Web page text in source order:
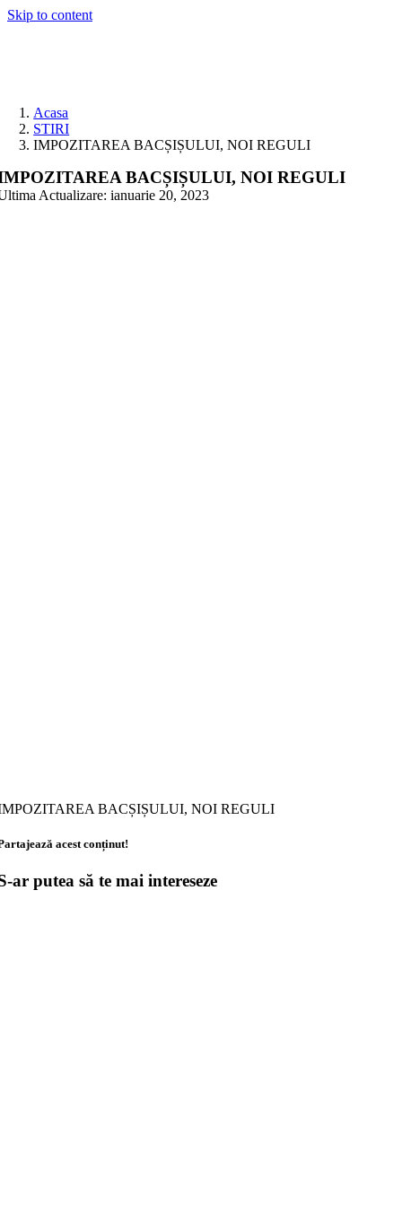
Skip to content
Acasa
STIRI
IMPOZITAREA BACȘIȘULUI, NOI REGULI
BACȘIȘULUI, NOI REGULI
Actualizare: ianuarie 20, 2023
BACȘIȘULUI, NOI REGULI
acest conținut!
ar putea să te mai intereseze